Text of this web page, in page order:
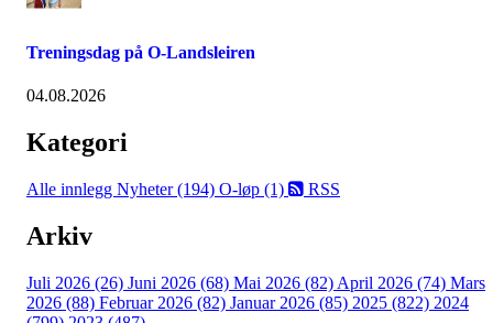
Treningsdag på O-Landsleiren
04.08.2026
Kategori
Alle innlegg Nyheter (194) O-løp (1) RSS
Arkiv
Juli 2026 (26) Juni 2026 (68) Mai 2026 (82) April 2026 (74) Mars
2026 (88) Februar 2026 (82) Januar 2026 (85) 2025 (822) 2024